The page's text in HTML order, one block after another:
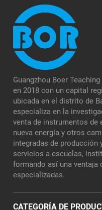
Guangzhou Boer
en 2018 con un capital
ubicada en el distrito de
especializa en la
venta de instrumentos de
nueva energía y otros
integradas de producción
servicios a escuelas,
formando así una ventaja
especializadas.
CATEGORÍA DE